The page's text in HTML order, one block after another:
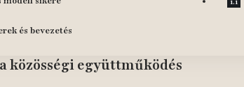
és bevezetés
közösségi együttműködés